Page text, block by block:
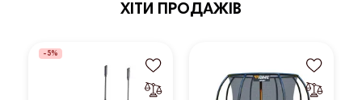
ХІТИ ПРОДАЖІВ
-5%